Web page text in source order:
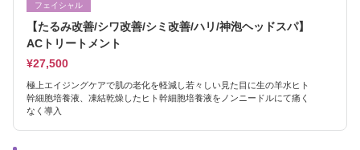
フェイシャル
【たるみ改善/シワ改善/シミ改善/ハリ/神泡ヘッドスパ】
ACトリートメント
¥27,500
極上エイジングケアで肌の老化を軽減し若々しい見た目に生の羊水ヒト
幹細胞培養液、凍結乾燥したヒト幹細胞培養液をノンニードルにて痛く
なく導入